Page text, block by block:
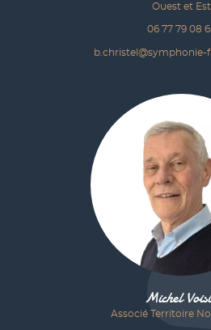
Ouest et Est
06 77 79 08
b.christel@symphonie-
Michel
Associé Territoire